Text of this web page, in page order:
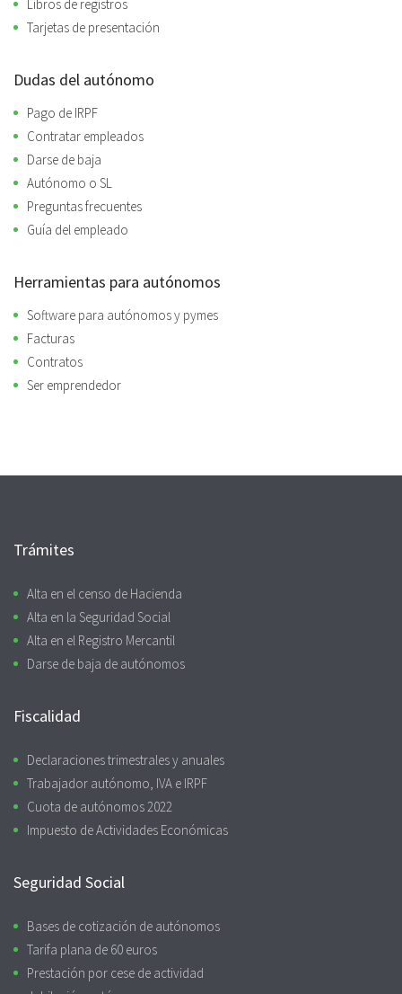
Libros de registros
Tarjetas de presentación
Dudas del autónomo
Pago de IRPF
Contratar empleados
Darse de baja
Autónomo o SL
Preguntas frecuentes
Guía del empleado
Herramientas para autónomos
Software para autónomos y pymes
Facturas
Contratos
Ser emprendedor
Trámites
Alta en el censo de Hacienda
Alta en la Seguridad Social
Alta en el Registro Mercantil
Darse de baja de autónomos
Fiscalidad
Declaraciones trimestrales y anuales
Trabajador autónomo, IVA e IRPF
Cuota de autónomos 2022
Impuesto de Actividades Económicas
Seguridad Social
Bases de cotización de autónomos
Tarifa plana de 60 euros
Prestación por cese de actividad